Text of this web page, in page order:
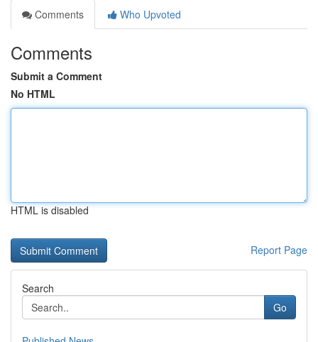
Comments
Who Upvoted
Comments
Submit a Comment
No HTML
HTML is disabled
Report Page
Search
Go